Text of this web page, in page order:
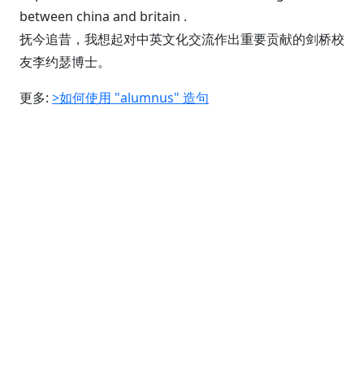
between china and britain .
抚今追昔，我想起对中英文化交流作出重要贡献的剑桥校
友李约瑟博士。
更多: >如何使用 "alumnus" 造句